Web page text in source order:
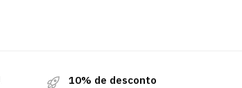
10% de desconto